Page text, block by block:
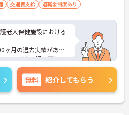
交通費支給 退職金制度あり
老人保健施設における
ヶ月の過去実績があ
。マイカー通勤可能で
退職金制度もあり、安
策ポイントなどさらに
お気軽にご相談くださ
無料 紹介してもらう